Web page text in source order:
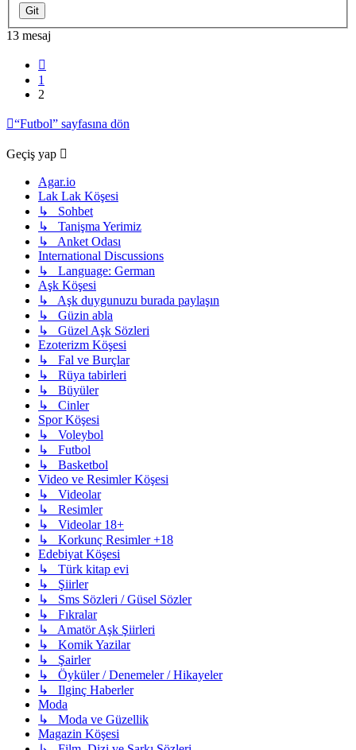
13 mesaj
1
2
“Futbol” sayfasına dön
Geçiş yap
Agar.io
Lak Lak Köşesi
↳ Sohbet
↳ Tanişma Yerimiz
↳ Anket Odası
International Discussions
↳ Language: German
Aşk Köşesi
↳ Aşk duygunuzu burada paylaşın
↳ Güzin abla
↳ Güzel Aşk Sözleri
Ezoterizm Köşesi
↳ Fal ve Burçlar
↳ Rüya tabirleri
↳ Büyüler
↳ Cinler
Spor Köşesi
↳ Voleybol
↳ Futbol
↳ Basketbol
Video ve Resimler Köşesi
↳ Videolar
↳ Resimler
↳ Videolar 18+
↳ Korkunç Resimler +18
Edebiyat Köşesi
↳ Türk kitap evi
↳ Şiirler
↳ Sms Sözleri / Güsel Sözler
↳ Fıkralar
↳ Amatör Aşk Şiirleri
↳ Komik Yazilar
↳ Şairler
↳ Öyküler / Denemeler / Hikayeler
↳ Ilginç Haberler
Moda
↳ Moda ve Güzellik
Magazin Köşesi